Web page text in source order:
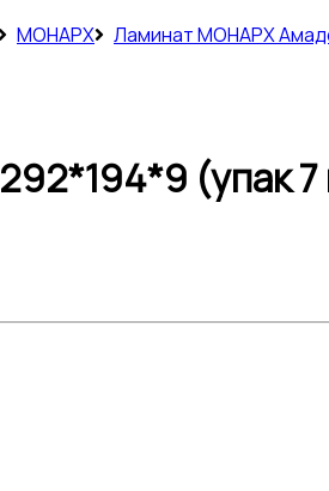
МОНАРХ Ламинат МОНАРХ
(упак